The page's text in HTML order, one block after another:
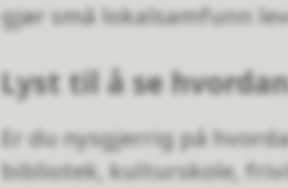
gjør små lokalsamfunn
Lyst til å se
Er du nysgjerrig på
bibliotek, kulturskole,